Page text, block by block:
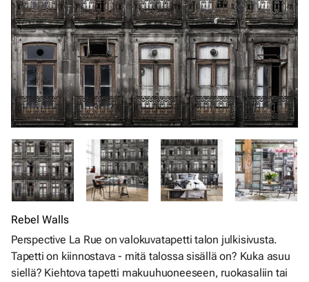
Rebel Walls
Perspective La Rue on valokuvatapetti talon julkisivusta.
Tapetti on kiinnostava - mitä talossa sisällä on? Kuka asuu
siellä? Kiehtova tapetti makuuhuoneeseen, ruokasaliin tai